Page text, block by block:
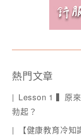
熱門文章
Lesson 1 ▍原
勃起？
【健康教育冷